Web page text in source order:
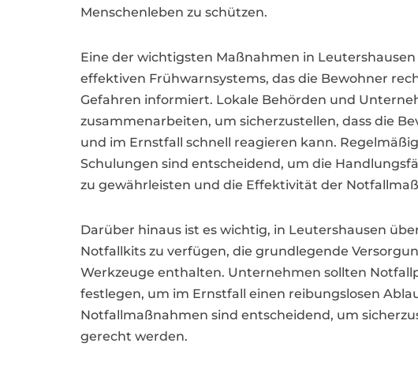
Menschenleben zu schützen.
Eine der wichtigsten Maßnahmen in
effektiven Frühwarnsystems, das die Bewohner
Gefahren informiert. Lokale Behörden und
zusammenarbeiten, um sicherzustellen, dass die
und im Ernstfall schnell reagieren kann.
Schulungen sind entscheidend, um die
zu gewährleisten und die Effektivität der
Darüber hinaus ist es wichtig, in Leutershausen
Notfallkits zu verfügen, die grundlegende
Werkzeuge enthalten. Unternehmen sollten
festlegen, um im Ernstfall einen reibungslosen
Notfallmaßnahmen sind entscheidend, um
gerecht werden.